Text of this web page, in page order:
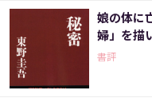
娘の体に
婦」を描
書評